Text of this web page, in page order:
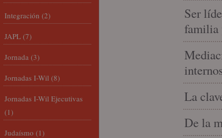
Ser
familia
La
De la
Integración (2)
JAPL (7)
Jornada (3)
Jornadas I-Wil (8)
Jornadas I-Wil Ejecutivas
(1)
Judaísmo (1)